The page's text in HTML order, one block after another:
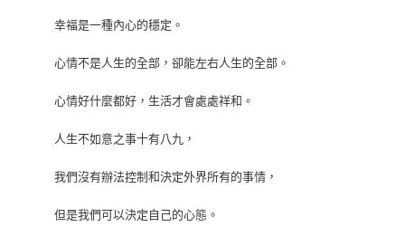
幸福是一種內心的穩定。
心情不是人生的全部，卻能左右人生的全部。
心情好什麼都好，生活才會處處祥和。
人生不如意之事十有八九，
我們沒有辦法控制和決定外界所有的事情，
但是我們可以決定自己的心態。